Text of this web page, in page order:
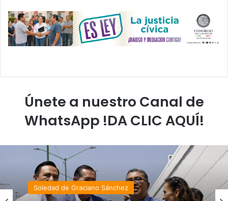
Únete a nuestro Canal de
WhatsApp !DA CLIC AQUÍ!
Soledad de Graciano Sánchez